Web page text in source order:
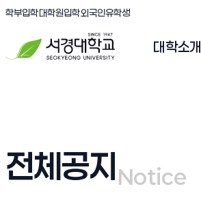
서경대학교
학부입학(새창 열림)
대학원입학(새창 열림)
외국인유학생(새창 열림)
대학소개
전체공지 Notice
Notice